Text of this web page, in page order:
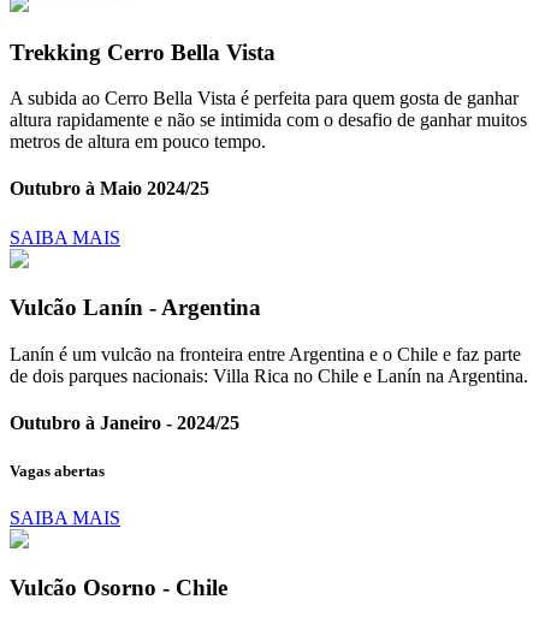
Trekking Cerro Bella Vista
A subida ao Cerro Bella Vista é perfeita para quem gosta de ganhar
altura rapidamente e não se intimida com o desafio de ganhar muitos
metros de altura em pouco tempo.
Outubro à Maio 2024/25
SAIBA MAIS
Vulcão Lanín - Argentina
Lanín é um vulcão na fronteira entre Argentina e o Chile e faz parte
de dois parques nacionais: Villa Rica no Chile e Lanín na Argentina.
Outubro à Janeiro - 2024/25
Vagas abertas
SAIBA MAIS
Vulcão Osorno - Chile